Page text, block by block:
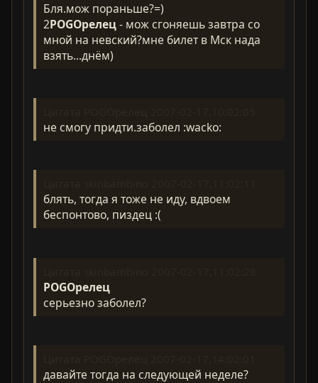
Бля.мож пораньше?=)
2POGOрелец- мож сгоняешь завтра со
мной на невский?мне билет в Мск нада
взять...днём)
не смогу придти.заболел :wacko:
блять, тогда я тоже не иду, вдвоем
беспонтово, пиздец :(
POGOрелец
серьезно заболел?
давайте тогда на следующей неделе?